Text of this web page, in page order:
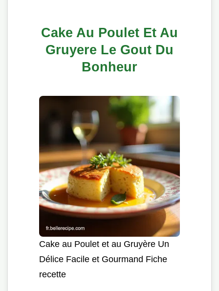
Cake Au Poulet Et Au
Gruyere Le Gout Du
Bonheur
Cake au Poulet et au Gruyère Un
Délice Facile et Gourmand Fiche
recette